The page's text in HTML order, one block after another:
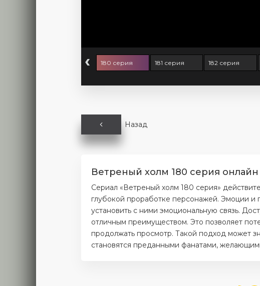
‹ 180 серия 181 серия 182 серия
Назад
Ветреный холм 180 серия
Сериал «Ветреный холм 180 серия»
глубокой проработке персонажей. Эмоции и
установить с ними эмоциональную связь.
отличным преимуществом. Это позволяет
продолжать просмотр. Такой подход может
становятся преданными фанатами,